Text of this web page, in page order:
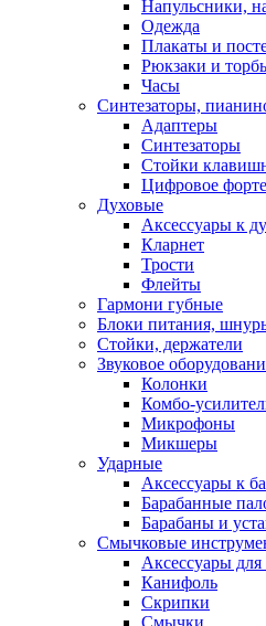
Напульсники,
Одежда
Плакаты и
Рюкзаки и
Часы
Синтезаторы,
Адаптеры
Синтезаторы
Стойки
Цифровое
Духовые
Аксессуары к
Кларнет
Трости
Флейты
Гармони губные
Блоки питания,
Стойки, держатели
Звуковое
Колонки
Комбо-
Микрофоны
Микшеры
Ударные
Аксессуары к
Барабанные
Барабаны и
Смычковые
Аксессуары
Канифоль
Скрипки
Смычки